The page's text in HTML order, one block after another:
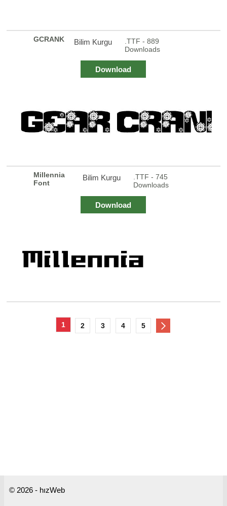
GCRANK Bilim Kurgu
.TTF - 889
Downloads
Download
Millennia
Font
Bilim Kurgu
.TTF - 745
Downloads
Download
1 2 3 4 5
© 2026 - hızWeb